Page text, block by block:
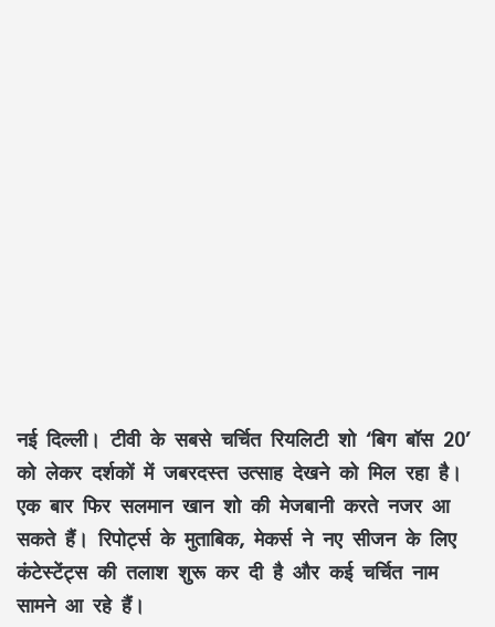
नई दिल्ली। टीवी के सबसे चर्चित रियलिटी शो ‘बिग बॉस 20’
को लेकर दर्शकों में जबरदस्त उत्साह देखने को मिल रहा है।
एक बार फिरसलमान खानशो की मेजबानी करते नजर आ
सकते हैं। रिपोर्ट्स के मुताबिक, मेकर्स ने नए सीजन के लिए
कंटेस्टेंट्स की तलाश शुरू कर दी है और कई चर्चित नाम
सामने आ रहे हैं।